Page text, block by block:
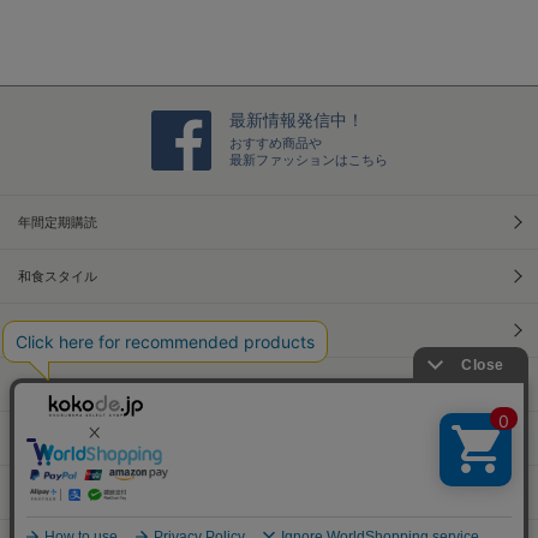
最新情報発信中！
おすすめ商品や
最新ファッションはこちら
年間定期購読
和食スタイル
本屋さんへ行こう！キャンペーン
Information
Official Site